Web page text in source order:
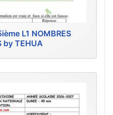
L1 NOMBRES
by TEHUA